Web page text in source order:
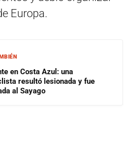
Europa.
en Costa Azul: una
resultó lesionada y fue
al Sayago